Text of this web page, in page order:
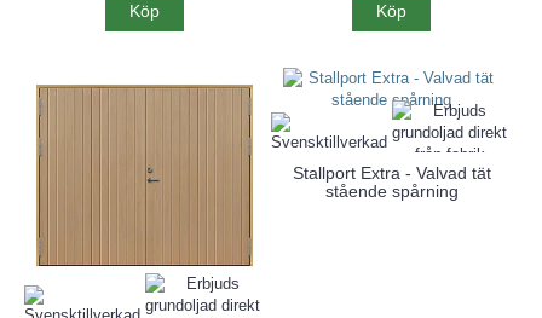
Köp Köp
Stallport Extra - Valvad tät
stående spårning